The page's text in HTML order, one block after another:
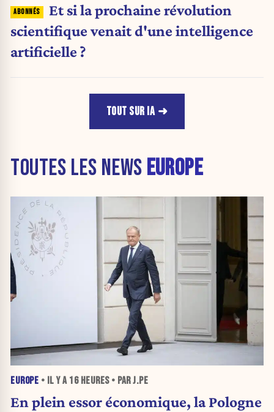
Et si la prochaine révolution
scientifique venait d'une intelligence
artificielle ?
TOUT SUR IA
TOUTES LES NEWS EUROPE
EUROPE • IL Y A 16 HEURES• PAR J.PE
En plein essor économique, la Pologne